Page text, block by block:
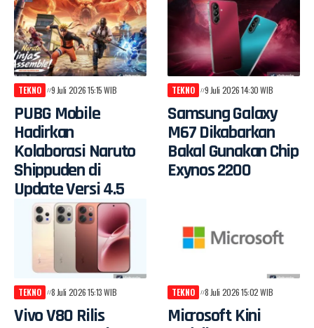
TEKNO 9 Juli 2026 15:15 WIB
PUBG Mobile
Hadirkan
Kolaborasi Naruto
Shippuden di
Update Versi 4.5
TEKNO 9 Juli 2026 14:30 WIB
Samsung Galaxy
M67 Dikabarkan
Bakal Gunakan Chip
Exynos 2200
TEKNO 8 Juli 2026 15:13 WIB
Vivo V80 Rilis
TEKNO 8 Juli 2026 15:02 WIB
Microsoft Kini